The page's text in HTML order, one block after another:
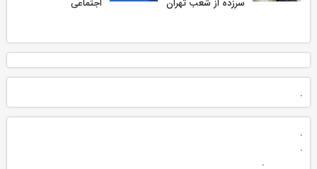
سرزده از شعب تهران
اجتماعی
.
.
.
.